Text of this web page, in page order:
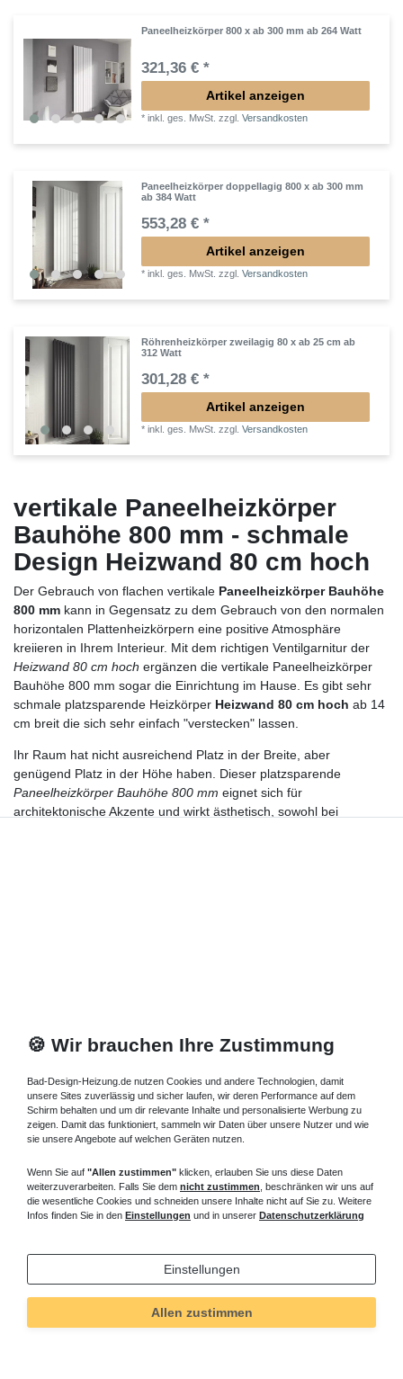
Paneelheizkörper 800 x ab 300 mm ab 264 Watt
321,36 € *
Artikel anzeigen
*inkl. ges. MwSt. zzgl.Versandkosten
Paneelheizkörper doppellagig 800 x ab 300 mm
ab 384 Watt
553,28 € *
Artikel anzeigen
*inkl. ges. MwSt. zzgl.Versandkosten
Röhrenheizkörper zweilagig 80 x ab 25 cm ab
312 Watt
301,28 € *
Artikel anzeigen
*inkl. ges. MwSt. zzgl.Versandkosten
vertikale Paneelheizkörper
Bauhöhe 800 mm - schmale
Design Heizwand 80 cm hoch
Der Gebrauch von flachen vertikale Paneelheizkörper Bauhöhe
800 mm kann in Gegensatz zu dem Gebrauch von den normalen
horizontalen Plattenheizkörpern eine positive Atmosphäre
kreiieren in Ihrem Interieur. Mit dem richtigen Ventilgarnitur der
Heizwand 80 cm hoch ergänzen die vertikale Paneelheizkörper
Bauhöhe 800 mm sogar die Einrichtung im Hause. Es gibt sehr
schmale platzsparende Heizkörper Heizwand 80 cm hoch ab 14
cm breit die sich sehr einfach "verstecken" lassen.
Ihr Raum hat nicht ausreichend Platz in der Breite, aber
genügend Platz in der Höhe haben. Dieser platzsparende
Paneelheizkörper Bauhöhe 800 mm eignet sich für
architektonische Akzente und wirkt ästhetisch, sowohl bei
Fragen zu platzsparende schmale Paneelheizkörper Bauhöhe
Informationen
Bei Fragen helfen wir zum Ortstarif:
Sie möchten vom Kauf zurücktreten?
Kaufvertrag widerrufen
🍪 Wir brauchen Ihre Zustimmung
Bad-Design-Heizung.de nutzen Cookies und andere Technologien, damit
unsere Sites zuverlässig und sicher laufen, wir deren Performance auf dem
Schirm behalten und um dir relevante Inhalte und personalisierte Werbung zu
zeigen. Damit das funktioniert, sammeln wir Daten über unsere Nutzer und wie
sie unsere Angebote auf welchen Geräten nutzen.
Wenn Sie auf "Allen zustimmen" klicken, erlauben Sie uns diese Daten
weiterzuverarbeiten. Falls Sie dem nicht zustimmen , beschränken wir uns auf
die wesentliche Cookies und schneiden unsere Inhalte nicht auf Sie zu. Weitere
Infos finden Sie in den Einstellungen und in unserer Datenschutzerklärung
Einstellungen
Allen zustimmen